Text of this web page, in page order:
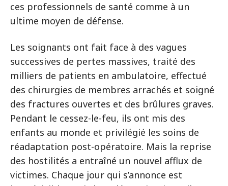
ces professionnels de santé comme à un
ultime moyen de défense.
Les soignants ont fait face à des vagues
successives de pertes massives, traité des
milliers de patients en ambulatoire, effectué
des chirurgies de membres arrachés et soigné
des fractures ouvertes et des brûlures graves.
Pendant le cessez-le-feu, ils ont mis des
enfants au monde et privilégié les soins de
réadaptation post-opératoire. Mais la reprise
des hostilités a entraîné un nouvel afflux de
victimes. Chaque jour qui s’annonce est